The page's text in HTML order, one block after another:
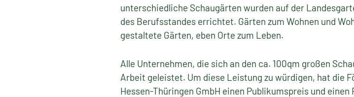
unterschiedliche Schaugärten wurden auf der
des Berufsstandes errichtet. Gärten zum Wohnen und
gestaltete Gärten, eben Orte zum Leben.
Alle Unternehmen, die sich an den ca. 100qm großen
Arbeit geleistet. Um diese Leistung zu würdigen, hat die
Hessen-Thüringen GmbH einen Publikumspreis und